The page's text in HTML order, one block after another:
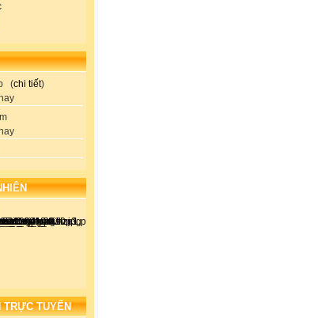
(chi tiết)
TRỰC TUYẾN